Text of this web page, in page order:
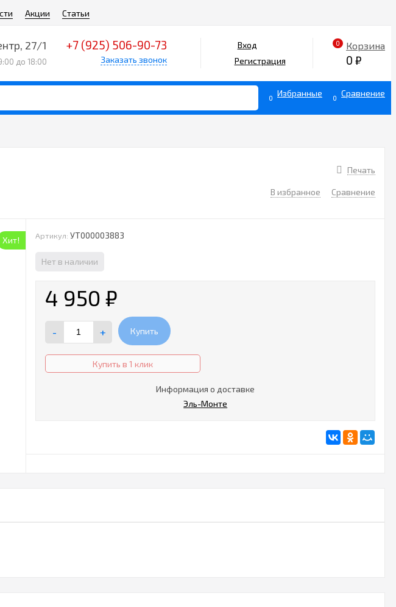
Акции Статьи
27/1
до 18:00
+7 (925) 506-90-73
Заказать звонок
Вход
Регистрация
0 Корзина
0 ₽
0 Избранные 0 Сравнение
Печать
В избранное Сравнение
Хит! Артикул: УТ000003883
Нет в наличии
4 950₽
- + Купить
Купить в 1 клик
Информация о доставке
Эль-Монте